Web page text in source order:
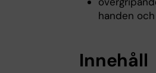
handen
Innehåll